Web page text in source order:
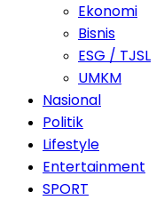
Ekonomi
Bisnis
ESG / TJSL
UMKM
Nasional
Politik
Lifestyle
Entertainment
SPORT